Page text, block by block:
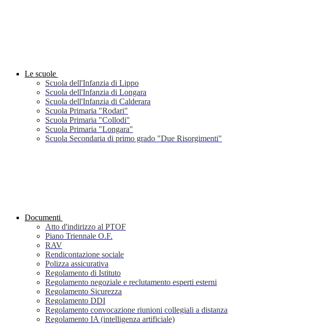
Le scuole
Scuola dell'Infanzia di Lippo
Scuola dell'Infanzia di Longara
Scuola dell'Infanzia di Calderara
Scuola Primaria "Rodari"
Scuola Primaria "Collodi"
Scuola Primaria "Longara"
Scuola Secondaria di primo grado "Due Risorgimenti"
Documenti
Atto d'indirizzo al PTOF
Piano Triennale O.F.
RAV
Rendicontazione sociale
Polizza assicurativa
Regolamento di Istituto
Regolamento negoziale e reclutamento esperti esterni
Regolamento Sicurezza
Regolamento DDI
Regolamento convocazione riunioni collegiali a distanza
Regolamento IA (intelligenza artificiale)